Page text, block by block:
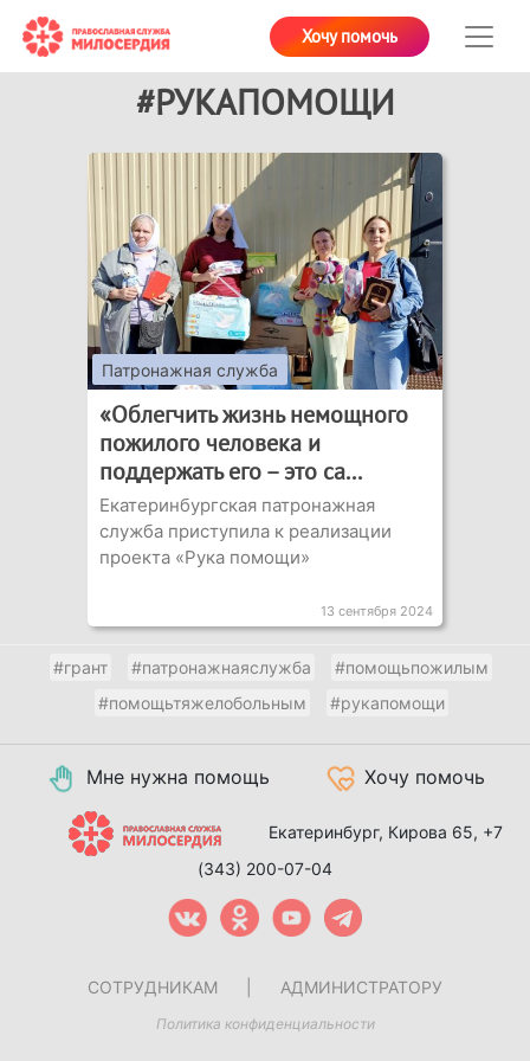
Хочу помочь
#РУКАПОМОЩИ
Патронажная служба
«Облегчить жизнь немощного
пожилого человека и
поддержать его – это са...
Екатеринбургская патронажная
служба приступила к реализации
проекта «Рука помощи»
13 сентября 2024
#грант #патронажнаяслужба
#помощьпожилым
#помощьтяжелобольным
#рукапомощи
Мне нужна помощь Хочу помочь
Екатеринбург, Кирова 65, +7
(343) 200-07-04
СОТРУДНИКАМ АДМИНИСТРАТОРУ
Политика конфиденциальности